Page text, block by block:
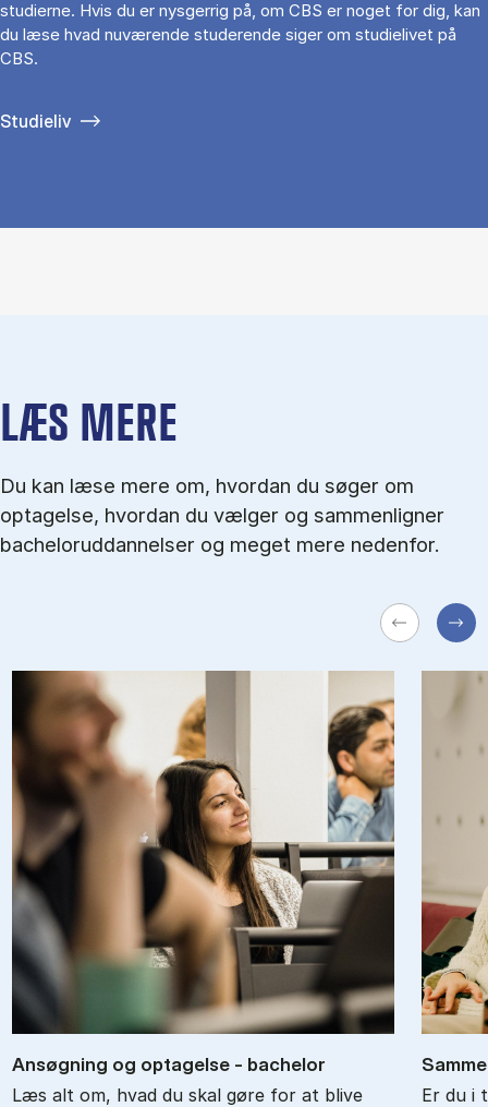
studierne. Hvis du er nysgerrig på, om CBS er noget for dig, kan
du læse hvad nuværende studerende siger om studielivet på
CBS.
Studieliv
LÆS MERE
Du kan læse mere om, hvordan du søger om
optagelse, hvordan du vælger og sammenligner
bacheloruddannelser og meget mere nedenfor.
An­søg­ning og op­ta­gel­se - ba­chel­or
Læs alt om, hvad du skal gøre for at blive
Er du i